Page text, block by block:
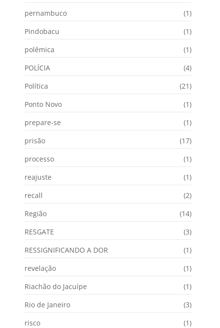
pernambuco
(1)
Pindobacu
(1)
polêmica
(1)
POLÍCIA
(4)
Política
(21)
Ponto Novo
(1)
prepare-se
(1)
prisão
(17)
processo
(1)
reajuste
(1)
recall
(2)
Região
(14)
RESGATE
(3)
RESSIGNIFICANDO A DOR
(1)
revelação
(1)
Riachão do Jacuípe
(1)
Rio de Janeiro
(3)
risco
(1)